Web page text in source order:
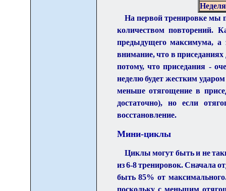
На первой тренировке мы
количеством повторений.
предыдущего максимума, а
внимание, что в
потому, что приседания -
неделю будет жестким
меньше отягощение в
достаточно), но если
восстановление.
Мини-циклы
Циклы могут быть и не
из 6-8 тренировок. Сначала
быть 85% от